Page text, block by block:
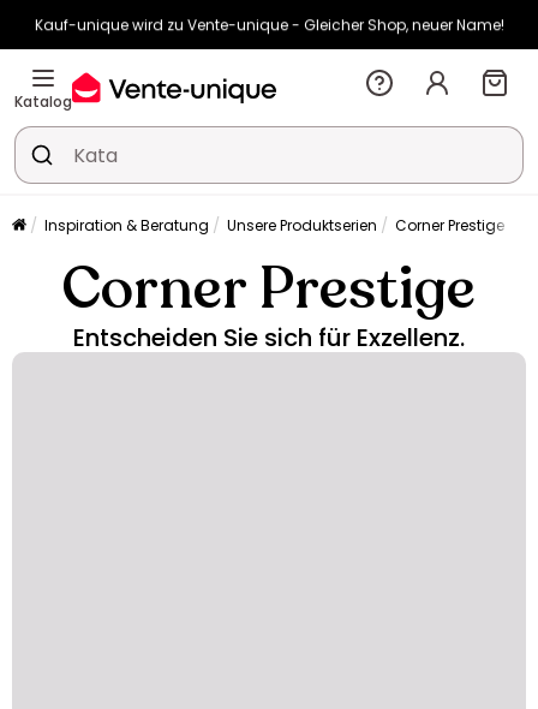
Kauf-unique wird zu Vente-unique - Gleicher Shop, neuer Name!
-10% ab 400€ mitHEAT10auf Vente-unique-Produkte
Noch:
Katalog
Inspiration & Beratung Unsere Produktserien Corner Prestige
Corner Prestige
Entscheiden Sie sich für Exzellenz.